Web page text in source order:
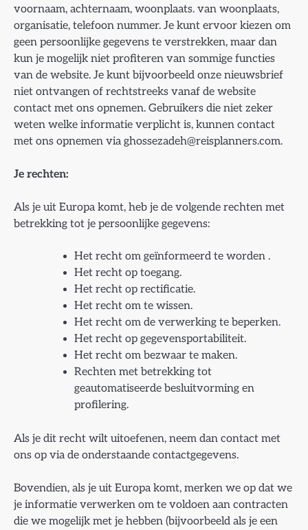
voornaam, achternaam, woonplaats. van woonplaats,
organisatie, telefoon nummer. Je kunt ervoor kiezen om
geen persoonlijke gegevens te verstrekken, maar dan
kun je mogelijk niet profiteren van sommige functies
van de website. Je kunt bijvoorbeeld onze nieuwsbrief
niet ontvangen of rechtstreeks vanaf de website
contact met ons opnemen. Gebruikers die niet zeker
weten welke informatie verplicht is, kunnen contact
met ons opnemen viaghossezadeh@reisplanners.com.
Je rechten:
Als je uit Europa komt, heb je de volgende rechten met
betrekking tot je persoonlijke gegevens:
Het recht om geïnformeerd te worden .
Het recht op toegang.
Het recht op rectificatie.
Het recht om te wissen.
Het recht om de verwerking te beperken.
Het recht op gegevensportabiliteit.
Het recht om bezwaar te maken.
Rechten met betrekking tot
geautomatiseerde besluitvorming en
profilering.
Als je dit recht wilt uitoefenen, neem dan contact met
ons op via de onderstaande contactgegevens.
Bovendien, als je uit Europa komt, merken we op dat we
je informatie verwerken om te voldoen aan contracten
die we mogelijk met je hebben (bijvoorbeeld als je een